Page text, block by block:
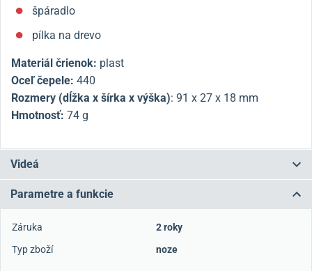
špáradlo
pílka na drevo
Materiál črienok: plast
Oceľ čepele: 440
Rozmery (dĺžka x šírka x výška): 91 x 27 x 18 mm
Hmotnosť: 74 g
Videá
Parametre a funkcie
Záruka
2 roky
Typ zboží
noze